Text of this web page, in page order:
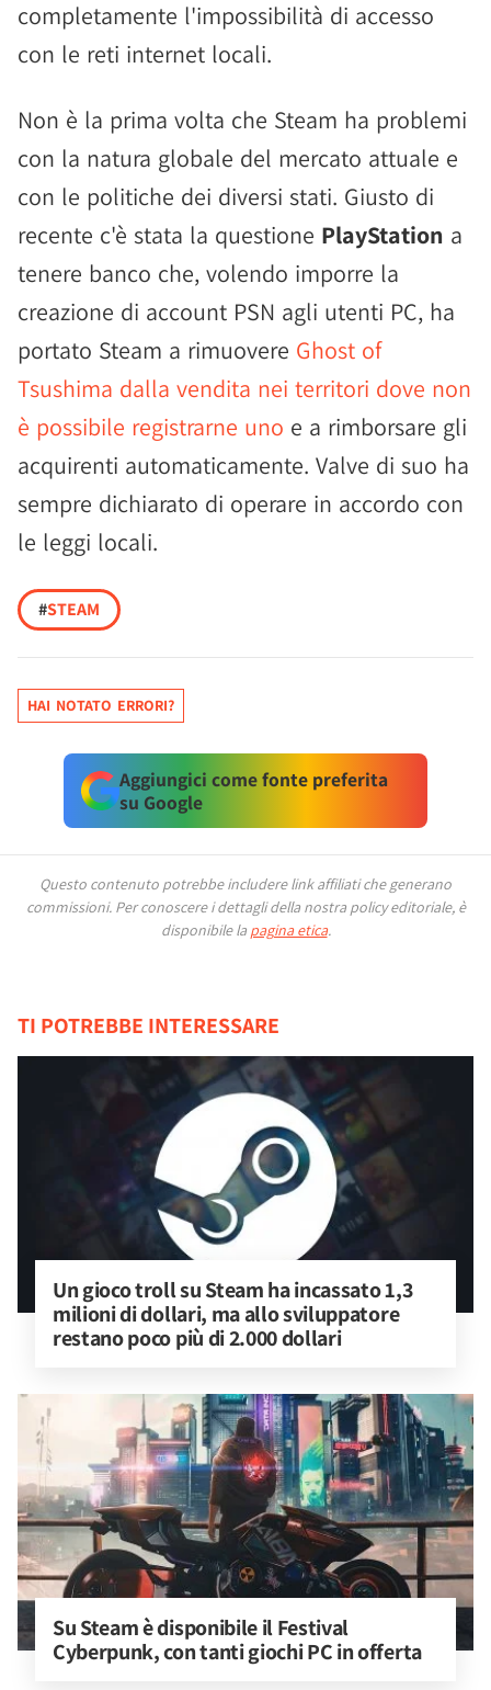
completamente l'impossibilità di accesso
con le reti internet locali.
Non è la prima volta che Steam ha problemi
con la natura globale del mercato attuale e
con le politiche dei diversi stati. Giusto di
recente c'è stata la questione PlayStation a
tenere banco che, volendo imporre la
creazione di account PSN agli utenti PC, ha
portato Steam a rimuovere Ghost of
Tsushima dalla vendita nei territori dove non
è possibile registrarne uno e a rimborsare gli
acquirenti automaticamente. Valve di suo ha
sempre dichiarato di operare in accordo con
le leggi locali.
#STEAM
HAI NOTATO ERRORI?
Aggiungici come fonte preferita
su Google
Questo contenuto potrebbe includere link affiliati che generano
commissioni. Per conoscere i dettagli della nostra policy editoriale, è
disponibile la pagina etica.
TI POTREBBE INTERESSARE
Un gioco troll su Steam ha incassato 1,3
milioni di dollari, ma allo sviluppatore
restano poco più di 2.000 dollari
Su Steam è disponibile il Festival
Cyberpunk, con tanti giochi PC in offerta